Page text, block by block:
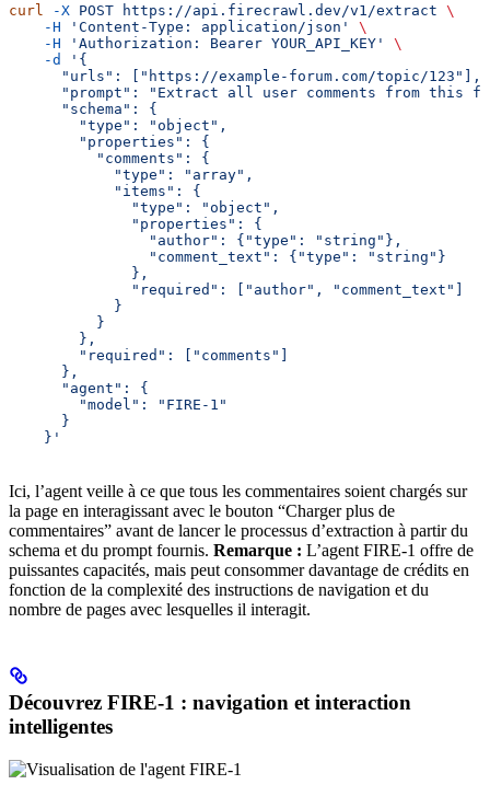
curl -X POST https://api.firecrawl.dev/v1/extract \
    -H
'Content-Type: application/json'
\
    -H
'Authorization: Bearer YOUR_API_KEY'
\
    -d
'{
      "urls": ["https://example-forum.com/topic/123"],
"prompt": "Extract all user comments from this
      "schema": {
        "type": "object",
        "properties": {
          "comments": {
            "type": "array",
            "items": {
              "type": "object",
              "properties": {
                "author": {"type": "string"},
                "comment_text": {"type": "string"}
              },
              "required": ["author", "comment_text"]
            }
          }
        },
        "required": ["comments"]
      },
      "agent": {
        "model": "FIRE-1"
      }
    }'
Ici, l’agent veille à ce que tous les commentaires soient chargés sur
la page en interagissant avec le bouton “Charger plus de
commentaires” avant de lancer le processus d’extraction à partir du
schema et du prompt fournis. Remarque : L’agent FIRE-1 offre de
puissantes capacités, mais peut consommer davantage de crédits en
fonction de la complexité des instructions de navigation et du
nombre de pages avec lesquelles il interagit.
Découvrez FIRE-1 : navigation et interaction
intelligentes